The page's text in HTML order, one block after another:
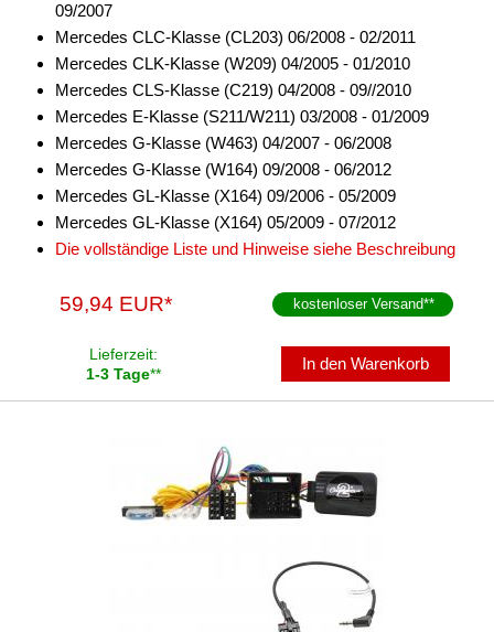
09/2007
Mercedes CLC-Klasse (CL203) 06/2008 - 02/2011
Mercedes CLK-Klasse (W209) 04/2005 - 01/2010
Mercedes CLS-Klasse (C219) 04/2008 - 09//2010
Mercedes E-Klasse (S211/W211) 03/2008 - 01/2009
Mercedes G-Klasse (W463) 04/2007 - 06/2008
Mercedes G-Klasse (W164) 09/2008 - 06/2012
Mercedes GL-Klasse (X164) 09/2006 - 05/2009
Mercedes GL-Klasse (X164) 05/2009 - 07/2012
Die vollständige Liste und Hinweise siehe Beschreibung
59,94 EUR* kostenloser Versand**
Lieferzeit:
1-3 Tage**
In den Warenkorb